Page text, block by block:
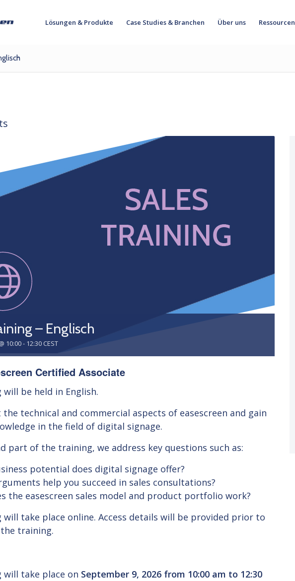
Lösungen & Produkte Case Studies & Branchen Über uns Ressourcen
– Englisch
10:00- 12:30 CEST
Certified Associate
be held in English.
the technical and commercial aspects of easescreen and gain
in the field of digital signage.
part of the training, we address key questions such as:
potential does digital signage offer?
help you succeed in sales consultations?
the easescreen sales model and product portfolio work?
will take place online. Access details will be provided prior to
training.
will take place on September 9, 2026 from 10:00 am to 12:30